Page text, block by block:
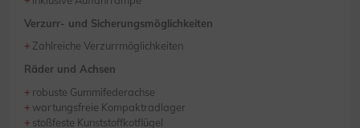
Verzurr- und Sicherungsmöglichkeiten
Zahlreiche Verzurrmöglichkeiten
Räder und Achsen
robuste Gummifederachse
wartungsfreie Kompaktradlager
stoßfeste Kunststoffkotflügel